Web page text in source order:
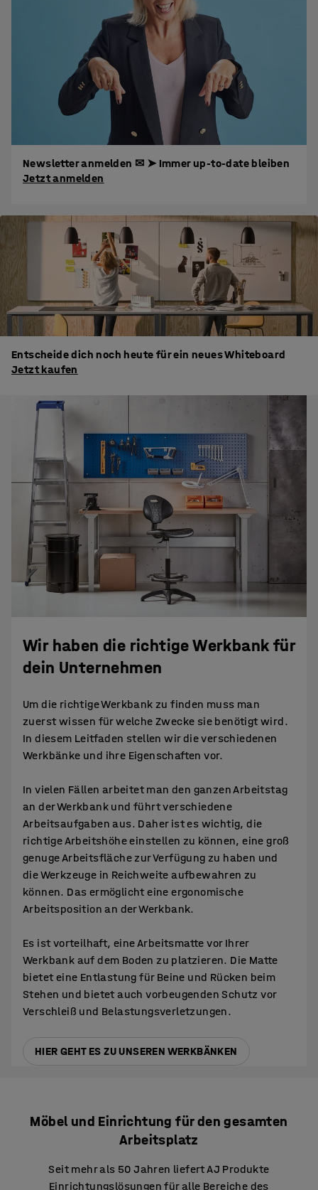
Newsletter anmelden ✉ ➤ Immer up-to-date bleiben
Jetzt anmelden
Entscheide dich noch heute für ein neues Whiteboard
Jetzt kaufen
Wir haben die richtige Werkbank für
dein Unternehmen
Um die richtige Werkbank zu finden muss man
zuerst wissen für welche Zwecke sie benötigt wird.
In diesem Leitfaden stellen wir die verschiedenen
Werkbänke und ihre Eigenschaften vor.
In vielen Fällen arbeitet man den ganzen Arbeitstag
an der Werkbank und führt verschiedene
Arbeitsaufgaben aus. Daher ist es wichtig, die
richtige Arbeitshöhe einstellen zu können, eine groß
genuge Arbeitsfläche zur Verfügung zu haben und
die Werkzeuge in Reichweite aufbewahren zu
können. Das ermöglicht eine ergonomische
Arbeitsposition an der Werkbank.
Es ist vorteilhaft, eine Arbeitsmatte vor Ihrer
Werkbank auf dem Boden zu platzieren. Die Matte
bietet eine Entlastung für Beine und Rücken beim
Stehen und bietet auch vorbeugenden Schutz vor
Verschleiß und Belastungsverletzungen.
HIER GEHT ES ZU UNSEREN WERKBÄNKEN
Möbel und Einrichtung für den gesamten
Arbeitsplatz
Seit mehr als 50 Jahren liefert AJ Produkte
Einrichtungslösungen für alle Bereiche des